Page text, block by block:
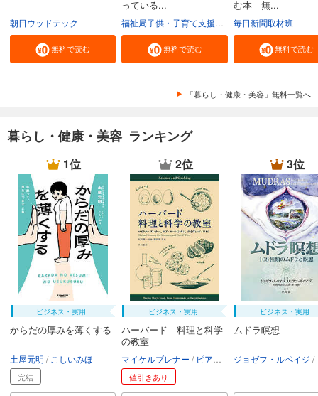
朝日ウッドテック
無料で読む
っている...
福祉局子供・子育て支援部家庭支援課 東京都
無料で読む
む本 無...
毎日新聞取材班
無料で読む
「暮らし・健康・美容」無料一覧へ
暮らし・健康・美容 ランキング
1位
ビジネス・実用
からだの厚みを薄くする
土屋元明 こしいみほ
完結
2位
ビジネス・実用
ハーバード 料理と科学
の教室
マイケルブレナー ピアセーレンセン デイヴィッ
値引きあり
3位
ビジネス・実用
ムドラ瞑想
ジョゼフ・ルペイジ